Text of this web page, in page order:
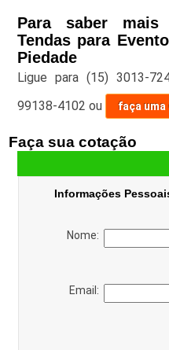
Para saber
Tendas para
Piedade
Ligue para(15) 3013-
99138-4102 ou faça
Faça sua cotação
Informações
Nome:
Email: